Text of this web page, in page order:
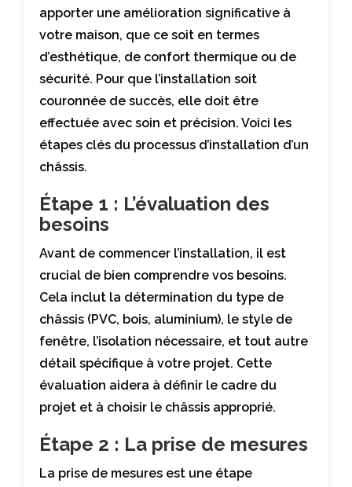
apporter une amélioration significative à
votre maison, que ce soit en termes
d’esthétique, de confort thermique ou de
sécurité. Pour que l’installation soit
couronnée de succès, elle doit être
effectuée avec soin et précision. Voici les
étapes clés du processus d’installation d’un
châssis.
Étape 1 : L’évaluation des
besoins
Avant de commencer l’installation, il est
crucial de bien comprendre vos besoins.
Cela inclut la détermination du type de
châssis (PVC, bois, aluminium), le style de
fenêtre, l’isolation nécessaire, et tout autre
détail spécifique à votre projet. Cette
évaluation aidera à définir le cadre du
projet et à choisir le châssis approprié.
Étape 2 : La prise de mesures
La prise de mesures est une étape